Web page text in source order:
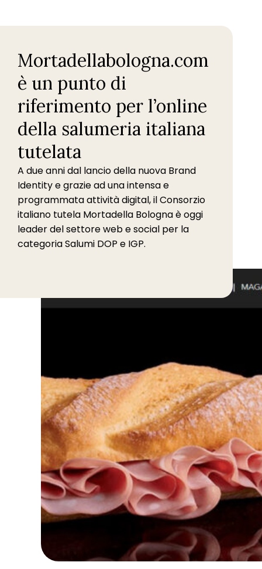
Mortadellabologna.com
è un punto di
riferimento per l’online
della salumeria italiana
tutelata
A due anni dal lancio della nuova Brand
Identity e grazie ad una intensa e
programmata attività digital, il Consorzio
italiano tutela Mortadella Bologna è oggi
leader del settore web e social per la
categoria Salumi DOP e IGP.